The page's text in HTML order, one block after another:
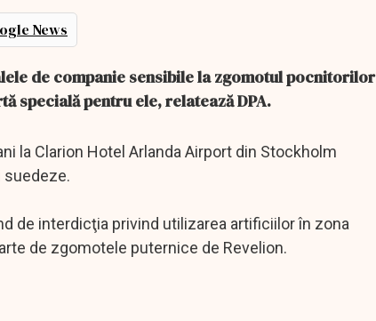
News
de companie sensibile la zgomotul pocnitorilor
specială pentru ele, relatează DPA.
la Clarion Hotel Arlanda Airport din Stockholm
suedeze.
de interdicţia privind utilizarea artificiilor în zona
de zgomotele puternice de Revelion.